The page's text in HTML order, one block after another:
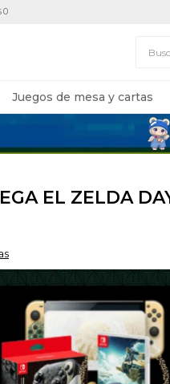
Juegos de mesa y cartas
0
EL ZELDA